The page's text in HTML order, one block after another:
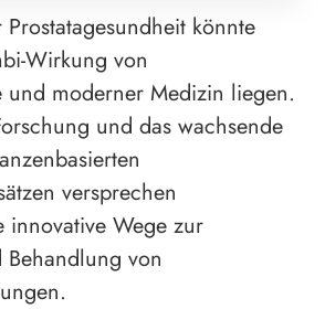
könnte
Wirkung von
moderner Medizin liegen.
und das wachsende
versprechen
innovative Wege zur
von